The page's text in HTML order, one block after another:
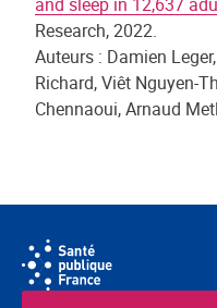
Research, 2022.
Auteurs : Damien
Richard, Viêt Nguyen-
Chennaoui, Arnaud